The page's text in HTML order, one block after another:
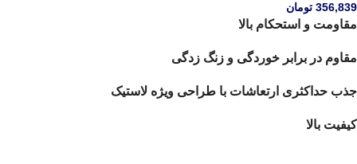
356,839 تومان
مقاومت و استحکام بالا
مقاوم در برابر خوردگی و زنگ زدگی
جذب حداکثری ارتعاشات با طراحی ویژه لاستیک
کیفیت بالا